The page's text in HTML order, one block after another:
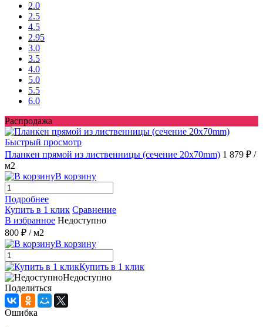
2.0
2.5
4.5
2.95
3.0
3.5
4.0
5.0
5.5
6.0
Распродажа
Быстрый просмотр
Планкен прямой из лиственницы (сечение 20х70mm) 1 879 ₽ /
м2
В корзину
Подробнее
Купить в 1 клик Сравнение
В избранное Недоступно
800 ₽ / м2
В корзину
Купить в 1 клик
Недоступно
Поделиться
Ошибка